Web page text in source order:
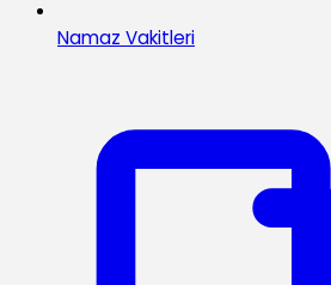
Namaz Vakitleri